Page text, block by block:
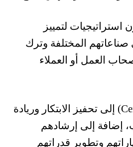
لتمييز
صناعاتهم المختلفة وترك
العمل أو العملاء
يسعى (Centre MINE) إلى تحفيز الابتكار وريادة
إضافة إلى إرشادهم
وتطوير قدراتهم